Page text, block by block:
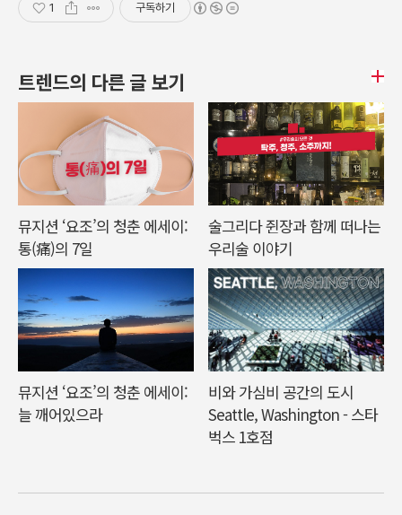
1 구독하기
트렌드의 다른 글 보기
뮤지션 ‘요조’의 청춘 에세이:
통(痛)의 7일
술그리다 쥔장과 함께 떠나는
우리술 이야기
뮤지션 ‘요조’의 청춘 에세이:
늘 깨어있으라
비와 가심비 공간의 도시
Seattle, Washington - 스타
벅스 1호점